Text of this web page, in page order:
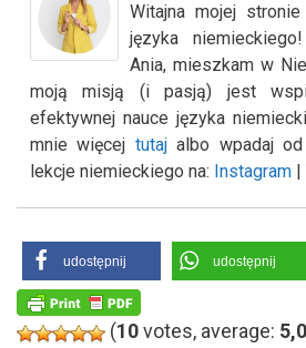
Witajna mojej
języka niemieckiego!
Ania, mieszkam w
moją misją (i pasją) jest
efektywnej nauce języka
mnie więcej tutajalbo wpadaj od
lekcje niemieckiego na: Instagram |
udostępnij udostępnij
(10votes, average: